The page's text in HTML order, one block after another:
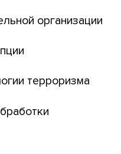
технологий ТГУ
организации
терроризма